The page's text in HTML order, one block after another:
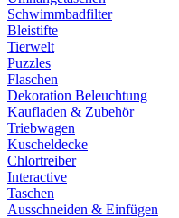
Schwimmbadfilter
Bleistifte
Tierwelt
Puzzles
Flaschen
Dekoration Beleuchtung
Kaufladen & Zubehör
Triebwagen
Kuscheldecke
Chlortreiber
Interactive
Taschen
Ausschneiden & Einfügen